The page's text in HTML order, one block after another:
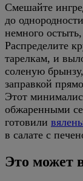
Смешайте
до
немного
Распределите
тарелкам, и
соленую
заправкой
Этот
обжаренными
готовили
в салате с
Это может